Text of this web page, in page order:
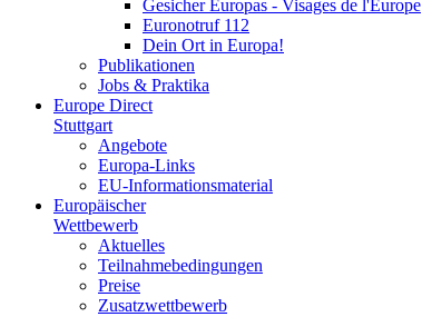
Gesicher Europas - Visages de l'Europe
Euronotruf 112
Dein Ort in Europa!
Publikationen
Jobs & Praktika
Europe Direct
Stuttgart
Angebote
Europa-Links
EU-Informationsmaterial
Europäischer
Wettbewerb
Aktuelles
Teilnahme­bedingungen
Preise
Zusatzwettbewerb